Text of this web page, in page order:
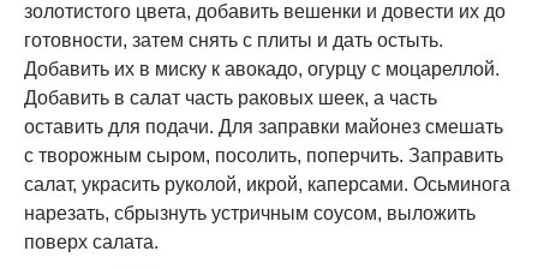
золотистого цвета, добавить вешенки и довести их до
готовности, затем снять с плиты и дать остыть.
Добавить их в миску к авокадо, огурцу с моцареллой.
Добавить в салат часть раковых шеек, а часть
оставить для подачи. Для заправки майонез смешать
с творожным сыром, посолить, поперчить. Заправить
салат, украсить руколой, икрой, каперсами. Осьминога
нарезать, сбрызнуть устричным соусом, выложить
поверх салата.